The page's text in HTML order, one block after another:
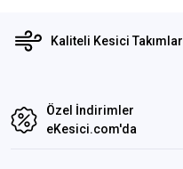
Kaliteli Kesici Takımlar
Özel İndirimler
eKesici.com'da